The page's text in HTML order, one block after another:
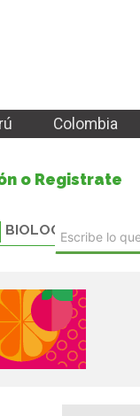
Colombia
o Registrate
BIOLOGICALS